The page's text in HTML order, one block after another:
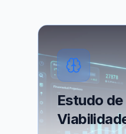
Estudo de